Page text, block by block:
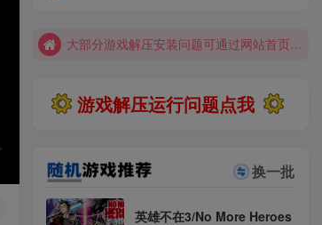
大部分游戏解压安装问题可通过网站首页运行教程排查解决
游戏解压运行问题点我
换一批
英雄不在3/No More Heroes